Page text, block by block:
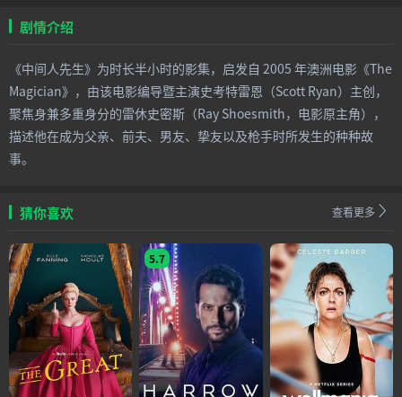
剧情介绍
《中间人先生》为时长半小时的影集，启发自 2005 年澳洲电影《The
Magician》，由该电影编导暨主演史考特雷恩（Scott Ryan）主创，
聚焦身兼多重身分的雷休史密斯（Ray Shoesmith，电影原主角），
描述他在成为父亲、前夫、男友、挚友以及枪手时所发生的种种故
事。
猜你喜欢 查看更多
5.7